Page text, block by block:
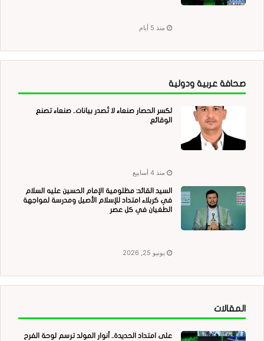
منذ 5 أيام
صحافة عربية ودولية
لكسر الحصار صنعاء لا تُصدر بيانات.. صنعاء تصنع
الوقائع
منذ 4 أسابيع
السيد القائد: مظلومية الإمام الحسين عليه السلام
في كربلاء امتداد للإسلام الأصيل ومدرسة لمواجهة
الطغيان في كل عصر
يونيو 25, 2026
المقالات
على امتداد الحديدة.. أنوار المولد ترسم لوحة الفرح